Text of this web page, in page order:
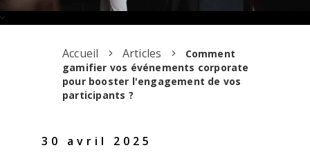
Accueil Articles
Comment
gamifier vos événements corporate
pour booster l'engagement de vos
participants ?
30 avril 2025